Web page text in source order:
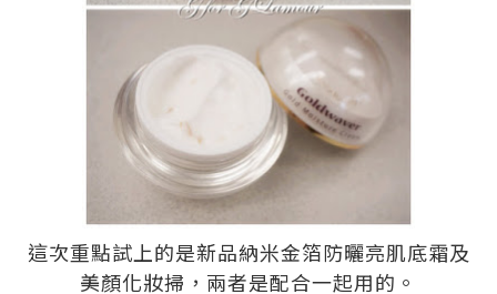
這次重點試上的是新品納米金箔防曬亮肌底霜及
美顏化妝掃，兩者是配合一起用的。